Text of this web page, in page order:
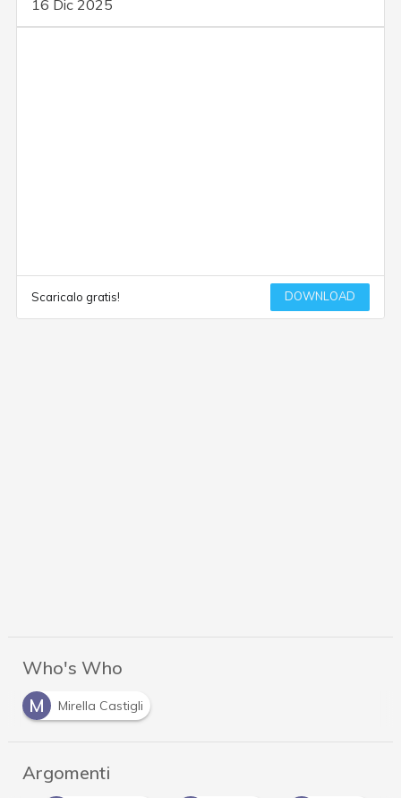
16 Dic 2025
Scaricalo gratis! DOWNLOAD
Who's Who
M
Mirella Castigli
Argomenti